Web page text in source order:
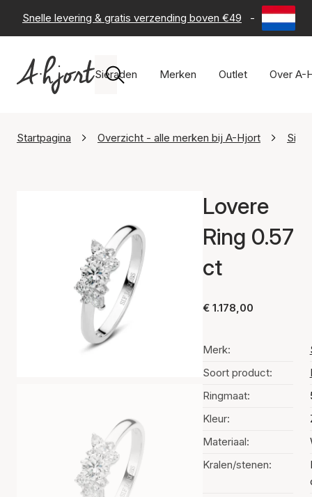
Snelle levering & gratis verzending boven €49 - 60 dagen
Sieraden Merken Outlet Over A-
Startpagina Overzicht - alle merken bij A-Hjort Sif
Lovere
Ring 0.57
ct
€ 1.178,00
Merk:
Soort product:
Ringmaat:
Kleur:
Materiaal:
Kralen/stenen: